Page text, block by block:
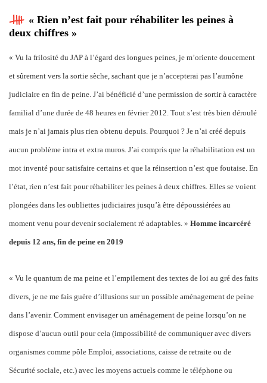
« Rien n’est fait pour réhabiliter les peines à
deux chiffres »
« Vu la frilosité du JAP à l’égard des longues peines, je m’oriente doucement
et sûrement vers la sortie sèche, sachant que je n’accepterai pas l’aumône
judiciaire en fin de peine. J’ai bénéficié d’une permission de sortir à caractère
familial d’une durée de 48 heures en février 2012. Tout s’est très bien déroulé
mais je n’ai jamais plus rien obtenu depuis. Pourquoi ? Je n’ai créé depuis
aucun problème intra et extra muros. J’ai compris que la réhabilitation est un
mot inventé pour satisfaire certains et que la réinsertion n’est que foutaise. En
l’état, rien n’est fait pour réhabiliter les peines à deux chiffres. Elles se voient
plongées dans les oubliettes judiciaires jusqu’à être dépoussiérées au
moment venu pour devenir socialement ré adaptables. » Homme incarcéré
depuis 12 ans, fin de peine en 2019
« Vu le quantum de ma peine et l’empilement des textes de loi au gré des faits
divers, je ne me fais guère d’illusions sur un possible aménagement de peine
dans l’avenir. Comment envisager un aménagement de peine lorsqu’on ne
dispose d’aucun outil pour cela (impossibilité de communiquer avec divers
organismes comme pôle Emploi, associations, caisse de retraite ou de
Sécurité sociale, etc.) avec les moyens actuels comme le téléphone ou